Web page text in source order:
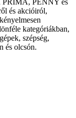
PRIMA, PENNY és
és akcióiról,
kategóriákban,
szépség,
és olcsón.